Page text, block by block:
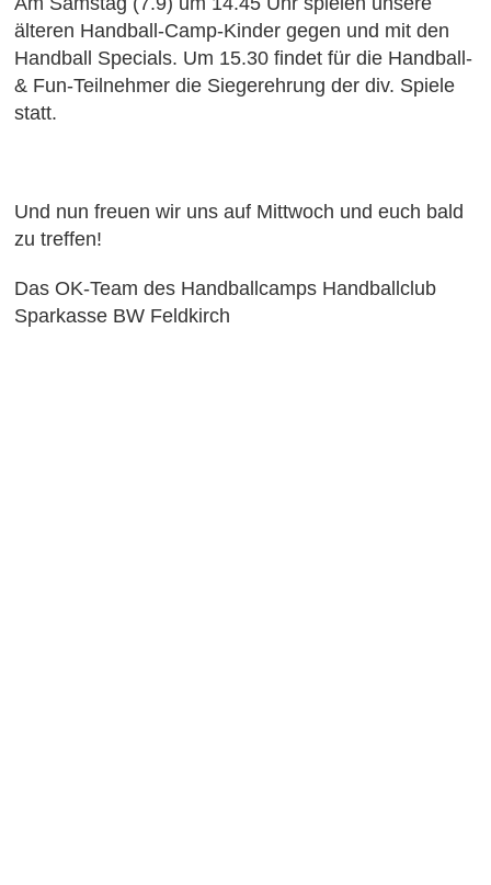
älteren Handball-Camp-Kinder gegen und mit den
Handball Specials. Um 15.30 findet für die Handball-
& Fun-Teilnehmer die Siegerehrung der div. Spiele
statt.
Und nun freuen wir uns auf Mittwoch und euch bald
zu treffen!
Das OK-Team des Handballcamps Handballclub
Sparkasse BW Feldkirch